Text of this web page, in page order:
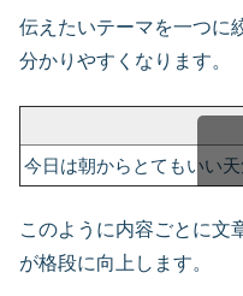
伝えたいテーマを一つに
分かりやすくなります。
今日は朝からとてもいい
このように内容ごとに文
が格段に向上します。